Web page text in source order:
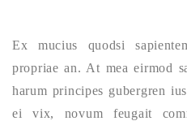
Ex mucius quodsi
propriae an. At mea eirmod
harum principes gubergren
ei vix, novum feugait